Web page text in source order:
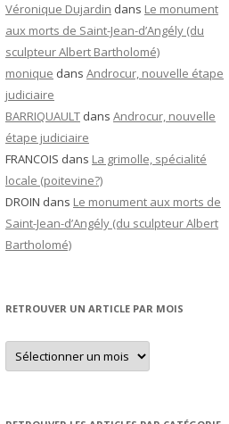
Véronique Dujardin dans Le monument
aux morts de Saint-Jean-d’Angély (du
sculpteur Albert Bartholomé)
monique dans Androcur, nouvelle étape
judiciaire
BARRIQUAULT dans Androcur, nouvelle
étape judiciaire
FRANCOIS dans La grimolle, spécialité
locale (poitevine?)
DROIN dans Le monument aux morts de
Saint-Jean-d’Angély (du sculpteur Albert
Bartholomé)
RETROUVER UN ARTICLE PAR MOIS
Retrouver
un
article